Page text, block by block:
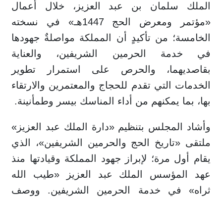
الملك سلمان بن عبد العزيز، خلال أعمال
«مؤتمر ومعرض الحج 1447هـ» في نسخته
الخامسة؛ من تأكيدٍ أن المملكة مواصلةٌ جهودها
في خدمة الحرمين الشريفين، والعناية
بقاصديهما، والحرص على استمرار تطوير
الخدمات التي تقدم للحجاج والمعتمرين والارتقاء
بها، بما يمكنهم من أداء المناسك بيسر وطمأنينة.
وأشاد المجلس بتنظيم «دارة الملك عبد العزيز»
ملتقى «تاريخ الحج والحرمين الشريفين»، الذي
يقام أول مرة؛ لإبراز جهود المملكة وقيادتها منذ
عهد المؤسس الملك عبد العزيز «طيب الله
ثراه» في خدمة الحرمين الشريفين. ووصف